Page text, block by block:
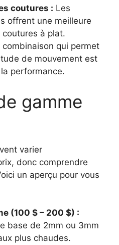
coutures : Les
offrent une meilleure
à plat.
combinaison qui permet
de mouvement est
performance.
gamme
varier
donc comprendre
un aperçu pour vous
(100 $ – 200 $) :
base de 2mm ou 3mm
plus chaudes.